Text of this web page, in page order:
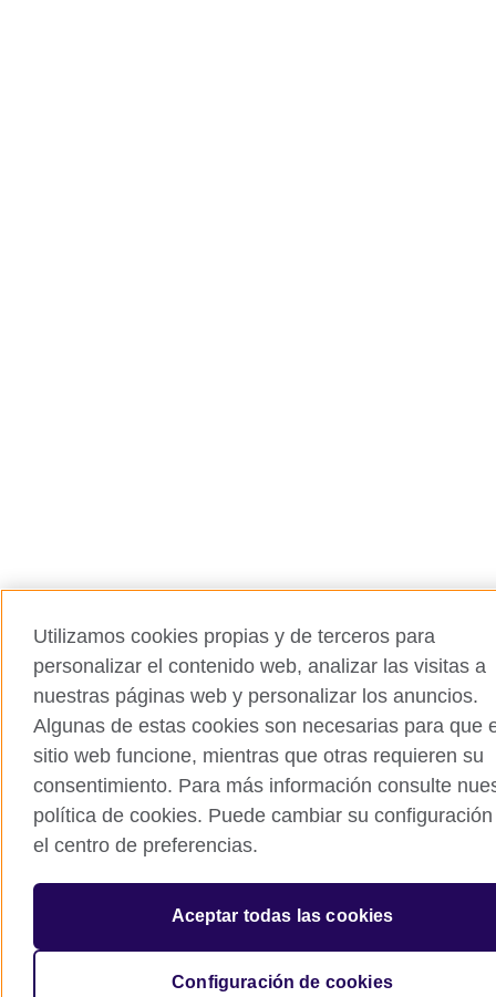
Utilizamos cookies propias y de terceros para
personalizar el contenido web, analizar las visitas a
nuestras páginas web y personalizar los anuncios.
Algunas de estas cookies son necesarias para que
sitio web funcione, mientras que otras requieren su
consentimiento. Para más información consulte
política de cookies. Puede cambiar su
el centro de preferencias.
Aceptar todas las cookies
Configuración de cookies